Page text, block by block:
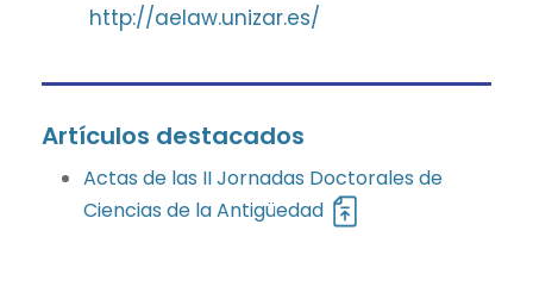
http://aelaw.unizar.es/
Artículos destacados
Actas de las II Jornadas Doctorales de
Ciencias de la Antigüedad